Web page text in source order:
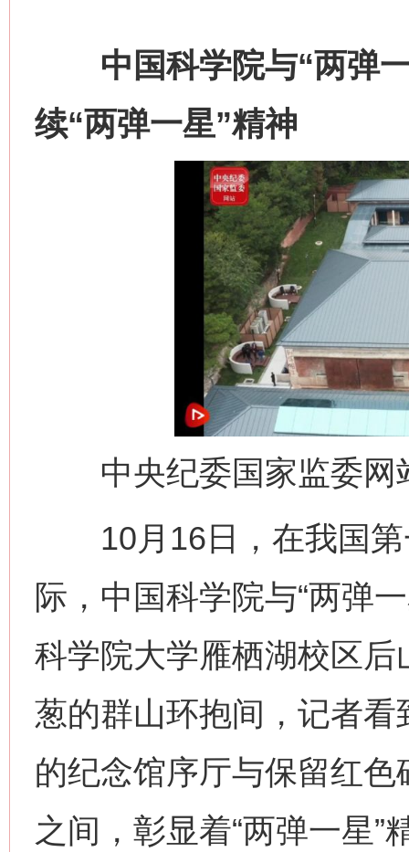
中国科学院与“两弹一
续“两弹一星”精神
中央纪委国家监委网
10月16日，在我国第
际，中国科学院与“两弹
科学院大学雁栖湖校区
葱的群山环抱间，记者
的纪念馆序厅与保留红
之间，彰显着“两弹一星”